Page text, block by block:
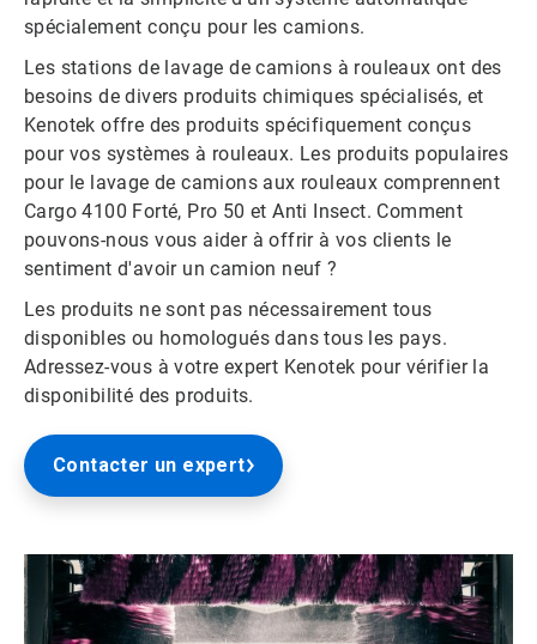
spécialement conçu pour les camions.
Les stations de lavage de camions à rouleaux ont des
besoins de divers produits chimiques spécialisés, et
Kenotek offre des produits spécifiquement conçus
pour vos systèmes à rouleaux. Les produits populaires
pour le lavage de camions aux rouleaux comprennent
Cargo 4100 Forté, Pro 50 et Anti Insect. Comment
pouvons-nous vous aider à offrir à vos clients le
sentiment d'avoir un camion neuf ?
Les produits ne sont pas nécessairement tous
disponibles ou homologués dans tous les pays.
Adressez-vous à votre expert Kenotek pour vérifier la
disponibilité des produits.
Contacter un expert